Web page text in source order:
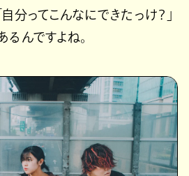
分ってこんなにできたっけ？」
るんですよね。